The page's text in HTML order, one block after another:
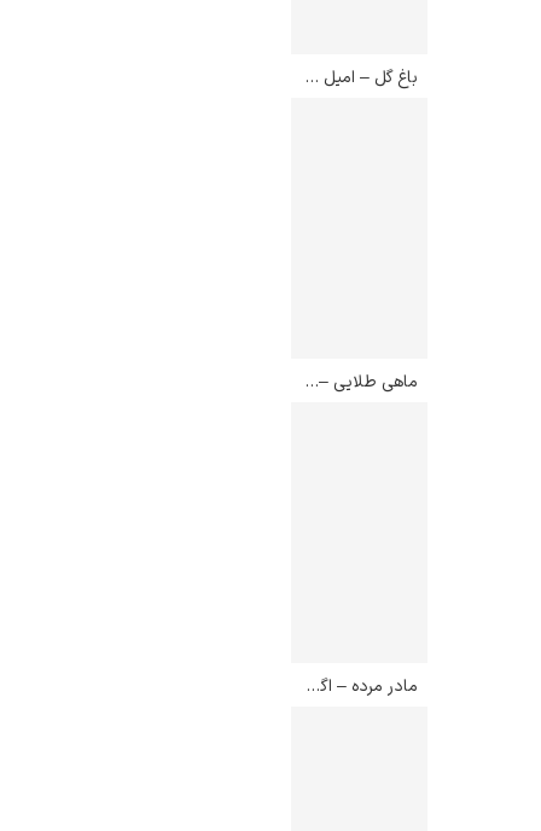
پرفروش‌ترین
تابلوها
باغ گل – امیل نولده
ماهی طلایی – پل کله
مادر مرده – اگون شیله